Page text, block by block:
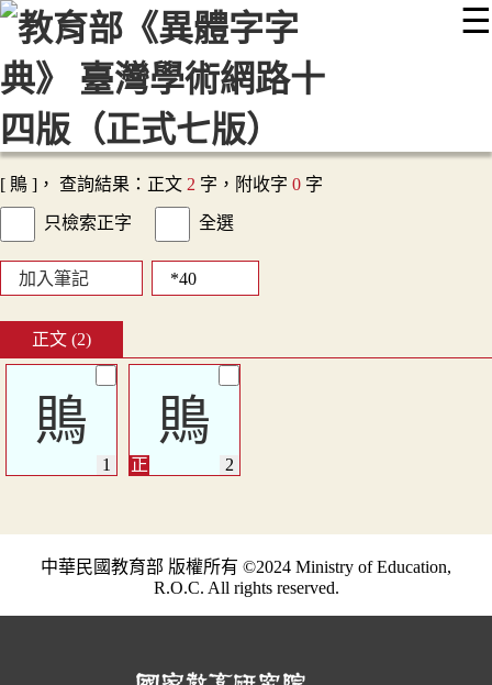
☰
::: 最新消息 常見問題 編輯說明
顯示模式
網站導覽
[ 鵙 ]， 查詢結果：正文 2 字，附收字 0 字
只檢索正字 全選
加入筆記
正文 (2)
鵙 鵙
中華民國教育部 版權所有 ©2024 Ministry of Education,
R.O.C. All rights reserved.